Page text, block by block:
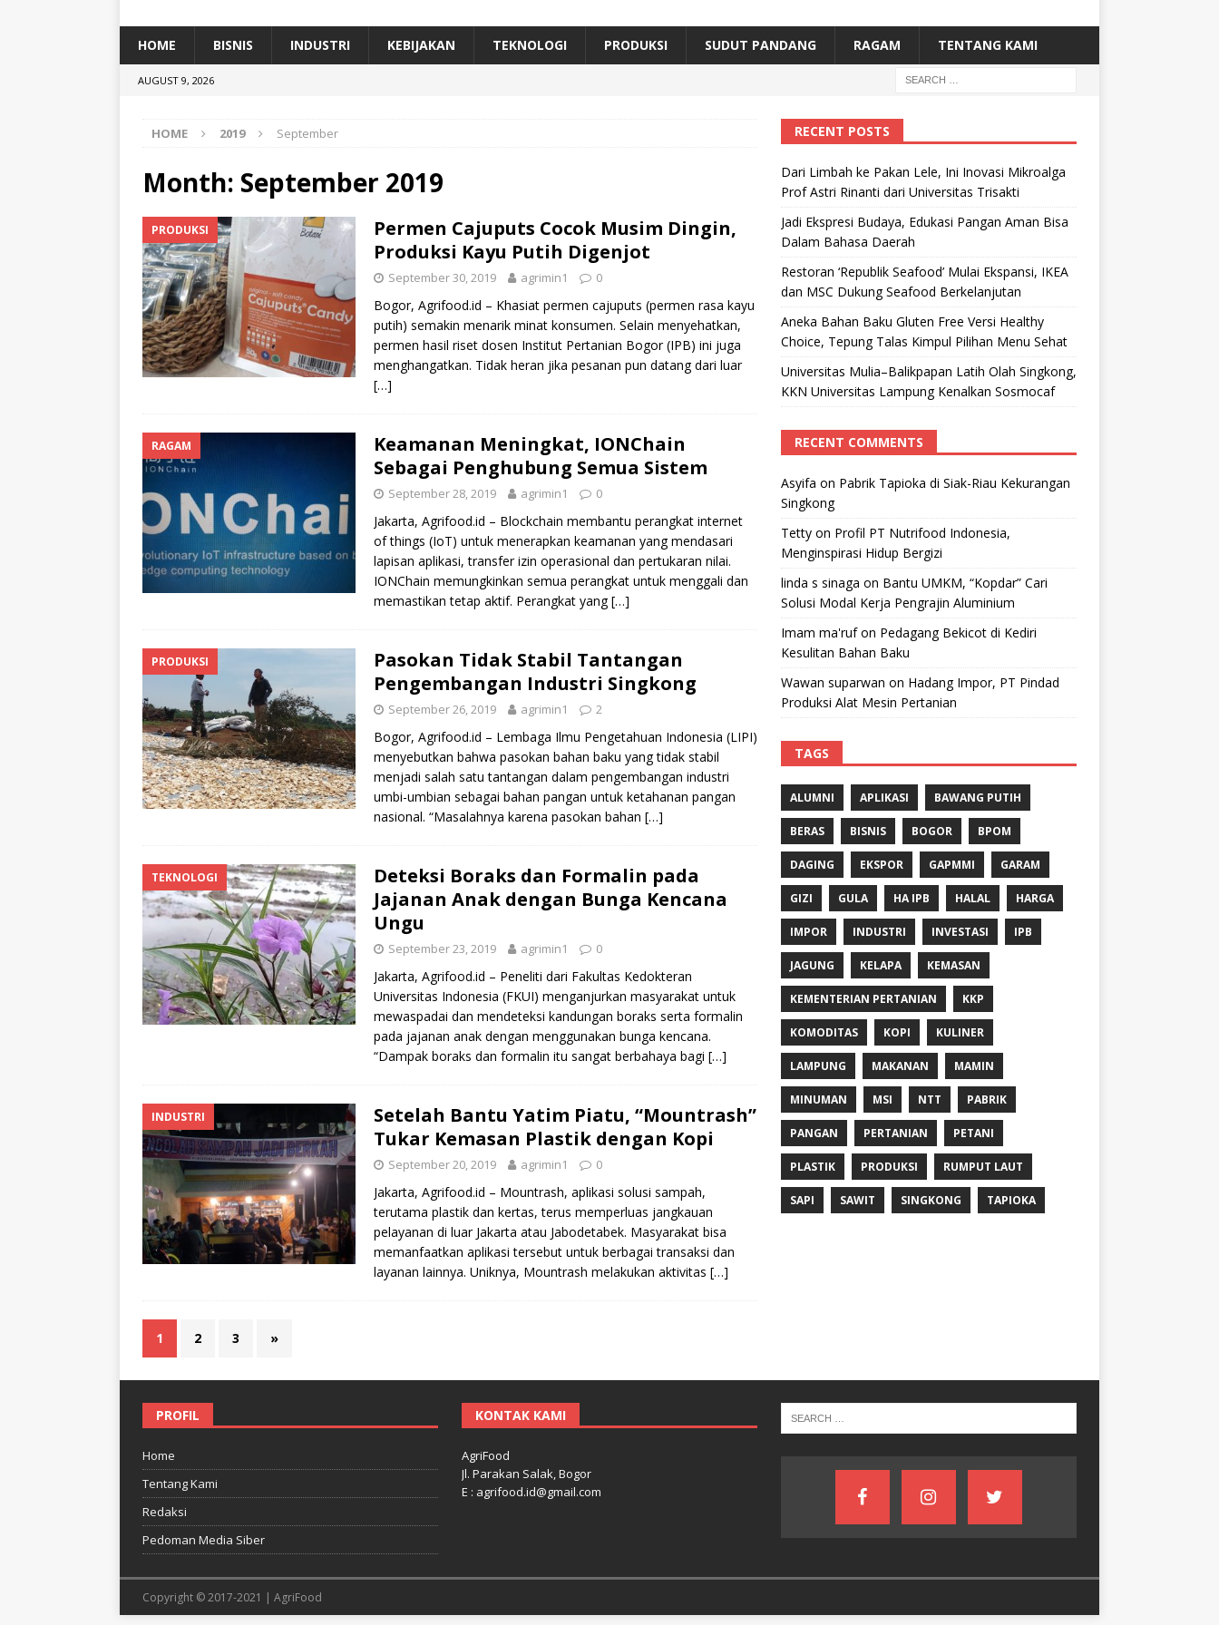
[ July 11, 2026 ] Dari Limbah ke Pakan Lele, Ini Inovasi Mikroalga Prof Astri Rinanti dari Universitas Trisakti
HOME BISNIS INDUSTRI KEBIJAKAN TEKNOLOGI PRODUKSI SUDUT PANDANG RAGAM TENTANG KAMI
AUGUST 9, 2026
HOME 2019 September
Month: September 2019
PRODUKSI
Permen Cajuputs Cocok Musim Dingin,
Produksi Kayu Putih Digenjot
September 30, 2019 agrimin1 0
Bogor, Agrifood.id – Khasiat permen cajuputs (permen rasa kayu
putih) semakin menarik minat konsumen. Selain menyehatkan,
permen hasil riset dosen Institut Pertanian Bogor (IPB) ini juga
menghangatkan. Tidak heran jika pesanan pun datang dari luar
[…]
RAGAM
Keamanan Meningkat, IONChain
Sebagai Penghubung Semua Sistem
September 28, 2019 agrimin1 0
Jakarta, Agrifood.id – Blockchain membantu perangkat internet
of things (IoT) untuk menerapkan keamanan yang mendasari
lapisan aplikasi, transfer izin operasional dan pertukaran nilai.
IONChain memungkinkan semua perangkat untuk menggali dan
memastikan tetap aktif. Perangkat yang[…]
PRODUKSI
Pasokan Tidak Stabil Tantangan
Pengembangan Industri Singkong
September 26, 2019 agrimin1 2
Bogor, Agrifood.id – Lembaga Ilmu Pengetahuan Indonesia (LIPI)
menyebutkan bahwa pasokan bahan baku yang tidak stabil
menjadi salah satu tantangan dalam pengembangan industri
umbi-umbian sebagai bahan pangan untuk ketahanan pangan
nasional. “Masalahnya karena pasokan bahan […]
TEKNOLOGI
Deteksi Boraks dan Formalin pada
Jajanan Anak dengan Bunga Kencana
Ungu
September 23, 2019 agrimin1 0
Jakarta, Agrifood.id – Peneliti dari Fakultas Kedokteran
Universitas Indonesia (FKUI) menganjurkan masyarakat untuk
mewaspadai dan mendeteksi kandungan boraks serta formalin
pada jajanan anak dengan menggunakan bunga kencana.
“Dampak boraks dan formalin itu sangat berbahaya bagi […]
INDUSTRI
Setelah Bantu Yatim Piatu, “Mountrash”
Tukar Kemasan Plastik dengan Kopi
September 20, 2019 agrimin1 0
Jakarta, Agrifood.id – Mountrash, aplikasi solusi sampah,
terutama plastik dan kertas, terus memperluas jangkauan
pelayanan di luar Jakarta atau Jabodetabek. Masyarakat bisa
memanfaatkan aplikasi tersebut untuk berbagai transaksi dan
layanan lainnya. Uniknya, Mountrash melakukan aktivitas […]
1 2 3 »
RECENT POSTS
Dari Limbah ke Pakan Lele, Ini Inovasi Mikroalga
Prof Astri Rinanti dari Universitas Trisakti
Jadi Ekspresi Budaya, Edukasi Pangan Aman Bisa
Dalam Bahasa Daerah
Restoran ‘Republik Seafood’ Mulai Ekspansi, IKEA
dan MSC Dukung Seafood Berkelanjutan
Aneka Bahan Baku Gluten Free Versi Healthy
Choice, Tepung Talas Kimpul Pilihan Menu Sehat
Universitas Mulia–Balikpapan Latih Olah Singkong,
KKN Universitas Lampung Kenalkan Sosmocaf
RECENT COMMENTS
Asyifa on Pabrik Tapioka di Siak-Riau Kekurangan
Singkong
Tettyon Profil PT Nutrifood Indonesia,
Menginspirasi Hidup Bergizi
linda s sinaga on Bantu UMKM, “Kopdar” Cari
Solusi Modal Kerja Pengrajin Aluminium
Imam ma'rufon Pedagang Bekicot di Kediri
Kesulitan Bahan Baku
Wawan suparwan on Hadang Impor, PT Pindad
Produksi Alat Mesin Pertanian
TAGS
ALUMNI APLIKASI BAWANG PUTIH
BERAS BISNIS BOGOR BPOM
DAGING EKSPOR GAPMMI GARAM
GIZI GULA HA IPB HALAL HARGA
IMPOR INDUSTRI INVESTASI IPB
JAGUNG KELAPA KEMASAN
KEMENTERIAN PERTANIAN KKP
KOMODITAS KOPI KULINER
LAMPUNG MAKANAN MAMIN
MINUMAN MSI NTT PABRIK
PANGAN PERTANIAN PETANI
PLASTIK PRODUKSI RUMPUT LAUT
SAPI SAWIT SINGKONG TAPIOKA
PROFIL
Home
Tentang Kami
Redaksi
Pedoman Media Siber
KONTAK KAMI
AgriFood
Jl. Parakan Salak, Bogor
E : agrifood.id@gmail.com
Copyright © 2017-2021 | AgriFood